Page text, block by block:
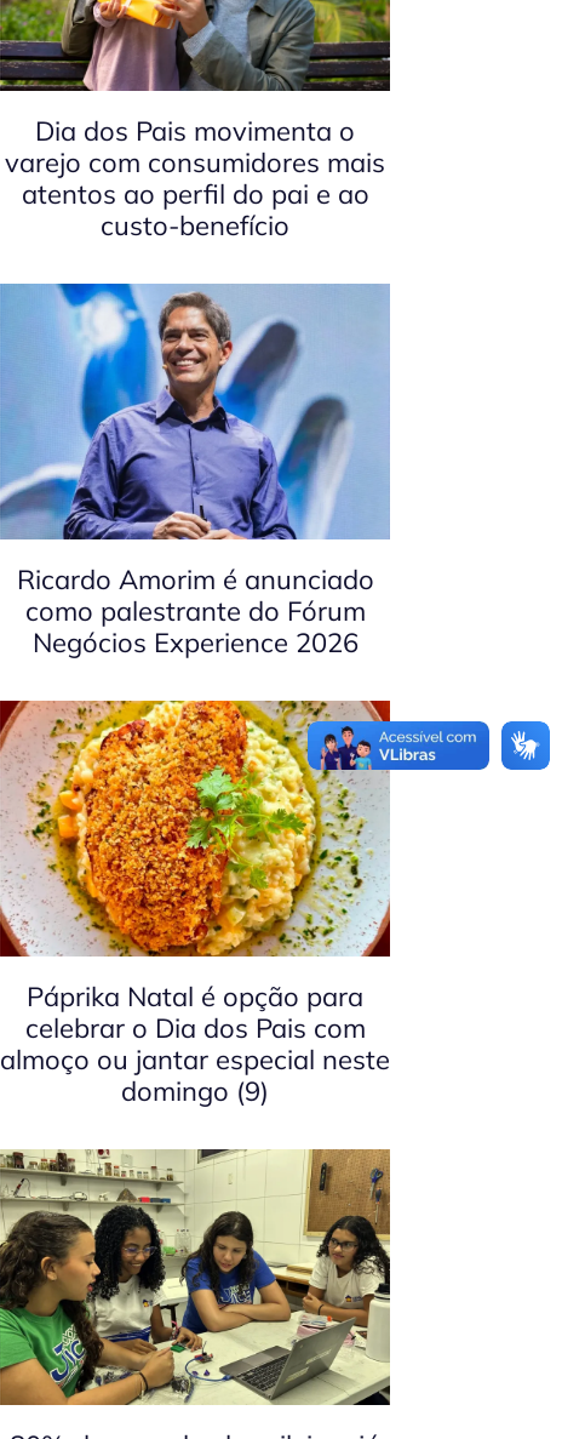
Dia dos Pais movimenta o
varejo com consumidores mais
atentos ao perfil do pai e ao
custo-benefício
Ricardo Amorim é anunciado
como palestrante do Fórum
Negócios Experience 2026
Páprika Natal é opção para
celebrar o Dia dos Pais com
almoço ou jantar especial neste
domingo (9)